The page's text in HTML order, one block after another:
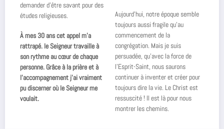
demander d’être savant pour des
études religieuses.
À mes 30 ans cet appel m’a
rattrapé. le Seigneur travaille à
son rythme au cœur de chaque
personne. Grâce à la prière et à
l’accompagnement j’ai vraiment
pu discerner où le Seigneur me
voulait.
Aujourd’hui, notre époque semble
toujours aussi fragile qu’au
commencement de la
congrégation. Mais je suis
persuadée, qu’avec la force de
l’Esprit-Saint, nous saurons
continuer à inventer et créer pour
toujours dire la vie. Le Christ est
ressuscité ! Il est là pour nous
montrer les chemins.